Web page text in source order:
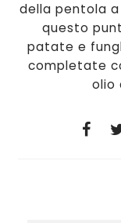
della pentola a
questo
patate e
completate
olio